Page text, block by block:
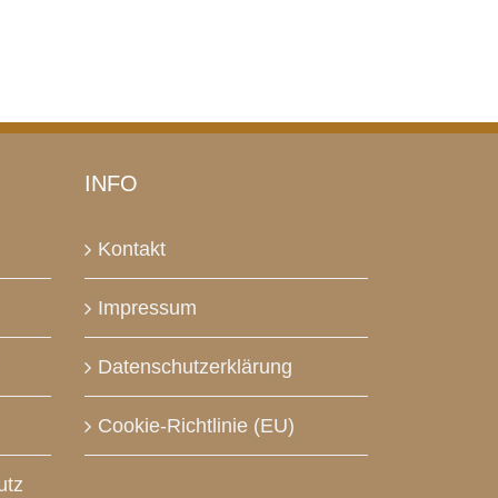
INFO
Kontakt
Impressum
Datenschutzerklärung
Cookie-Richtlinie (EU)